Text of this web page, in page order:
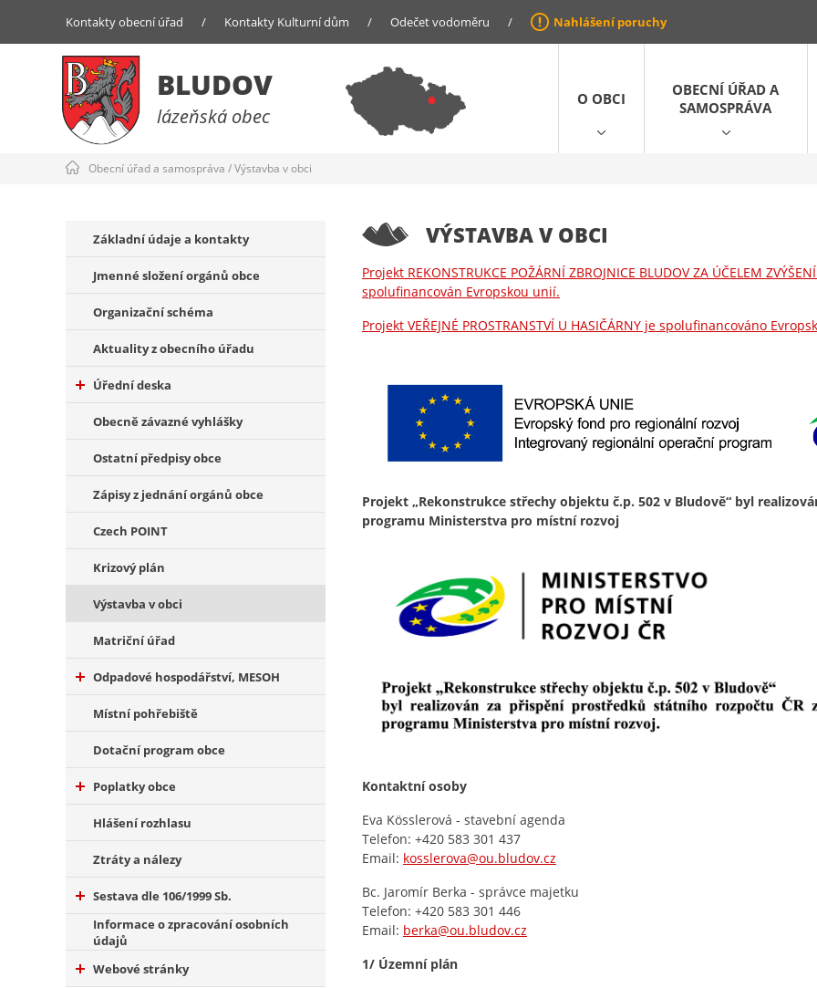
Kontakty obecní úřad / Kontakty Kulturní dům / Odečet vodoměru / Nahlášení poruchy
BLUDOV
lázeňská obec
O OBCI
OBECNÍ ÚŘAD A
SAMOSPRÁVA
Obecní úřad a samospráva /Výstavba v obci
Základní údaje a kontakty
Jmenné složení orgánů obce
Organizační schéma
Aktuality z obecního úřadu
Úřední deska
Obecně závazné vyhlášky
Ostatní předpisy obce
Zápisy z jednání orgánů obce
Czech POINT
Krizový plán
Výstavba v obci
Matriční úřad
Odpadové hospodářství, MESOH
Místní pohřebiště
Dotační program obce
Poplatky obce
Hlášení rozhlasu
Ztráty a nálezy
Sestava dle 106/1999 Sb.
Informace o zpracování osobních
údajů
Webové stránky
VÝSTAVBA V OBCI
Projekt REKONSTRUKCE POŽÁRNÍ ZBROJNICE BLUDOV ZA ÚČELEM
spolufinancován Evropskou unií.
Projekt VEŘEJNÉ PROSTRANSTVÍ U HASIČÁRNY je spolufinancováno
Projekt „Rekonstrukce střechy objektu č.p. 502 v Bludově“ byl
programu Ministerstva pro místní rozvoj
Kontaktní osoby
Eva Kösslerová - stavební agenda
Telefon: +420 583 301 437
Email: kosslerova@ou.bludov.cz
Bc. Jaromír Berka - správce majetku
Telefon: +420 583 301 446
Email: berka@ou.bludov.cz
1/ Územní plán